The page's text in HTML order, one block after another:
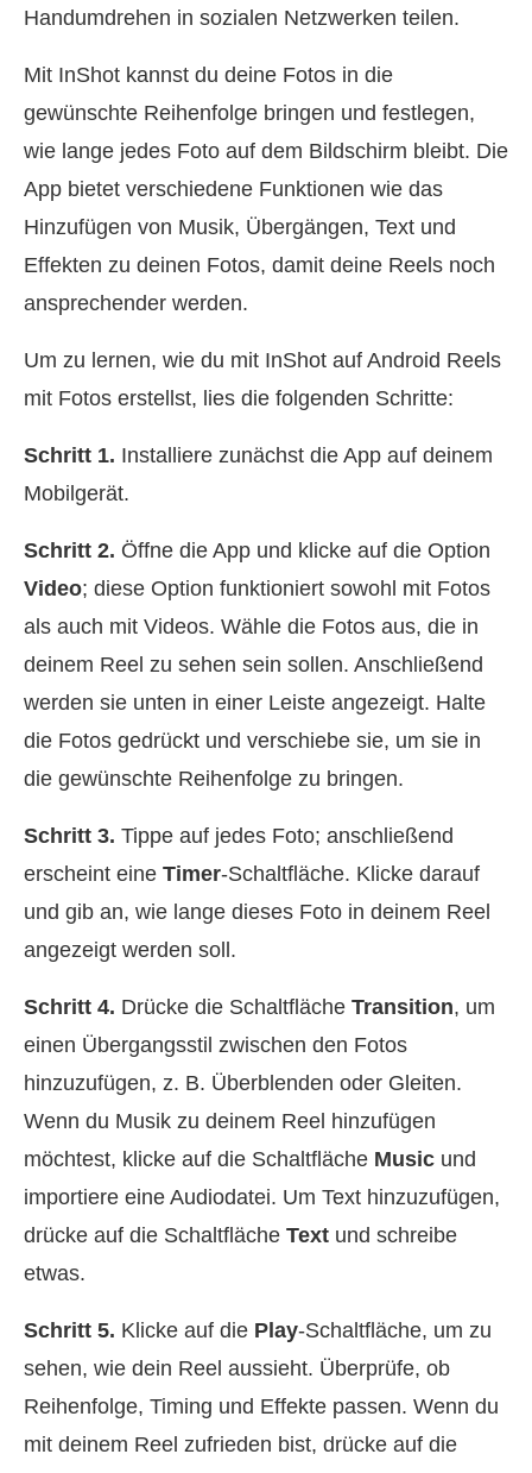
Handumdrehen in sozialen Netzwerken teilen.
Mit InShot kannst du deine Fotos in die
gewünschte Reihenfolge bringen und festlegen,
wie lange jedes Foto auf dem Bildschirm bleibt. Die
App bietet verschiedene Funktionen wie das
Hinzufügen von Musik, Übergängen, Text und
Effekten zu deinen Fotos, damit deine Reels noch
ansprechender werden.
Um zu lernen, wie du mit InShot auf Android Reels
mit Fotos erstellst, lies die folgenden Schritte:
Schritt 1. Installiere zunächst die App auf deinem
Mobilgerät.
Schritt 2. Öffne die App und klicke auf die Option
Video; diese Option funktioniert sowohl mit Fotos
als auch mit Videos. Wähle die Fotos aus, die in
deinem Reel zu sehen sein sollen. Anschließend
werden sie unten in einer Leiste angezeigt. Halte
die Fotos gedrückt und verschiebe sie, um sie in
die gewünschte Reihenfolge zu bringen.
Schritt 3. Tippe auf jedes Foto; anschließend
erscheint eine Timer-Schaltfläche. Klicke darauf
und gib an, wie lange dieses Foto in deinem Reel
angezeigt werden soll.
Schritt 4. Drücke die Schaltfläche Transition, um
einen Übergangsstil zwischen den Fotos
hinzuzufügen, z. B. Überblenden oder Gleiten.
Wenn du Musik zu deinem Reel hinzufügen
möchtest, klicke auf die Schaltfläche Music und
importiere eine Audiodatei. Um Text hinzuzufügen,
drücke auf die Schaltfläche Text und schreibe
etwas.
Schritt 5. Klicke auf die Play-Schaltfläche, um zu
sehen, wie dein Reel aussieht. Überprüfe, ob
Reihenfolge, Timing und Effekte passen. Wenn du
mit deinem Reel zufrieden bist, drücke auf die